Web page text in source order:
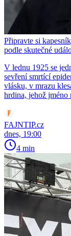
Připravte si
podle skutečné
V lednu 1925 se
sevření smrtící
vlásku, v mrazu
hrdina, jehož jméno
FAJNTIP.cz
dnes, 19:00
4 min